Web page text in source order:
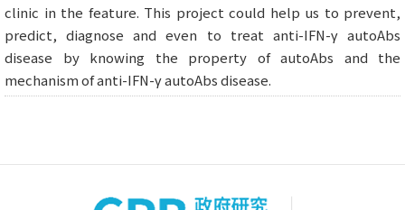
clinic in the feature. This project could help us to prevent,
predict, diagnose and even to treat anti-IFN-γ autoAbs
disease by knowing the property of autoAbs and the
mechanism of anti-IFN-γ autoAbs disease.